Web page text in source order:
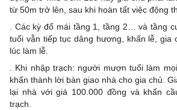
từ 50m trở lên, sau khi hoàn tất việc động
. Các kỳ đổ mái tầng 1, tầng 2… và tầng
tuổi vẫn tiếp tục dâng hương, khấn lễ, gia
lúc làm lễ.
. Khi nhập trạch: người mượn tuổi làm
khấn thành lời bàn giao nhà cho gia chủ.
lại nhà với giá 100.000 đồng và khấn
trạch.